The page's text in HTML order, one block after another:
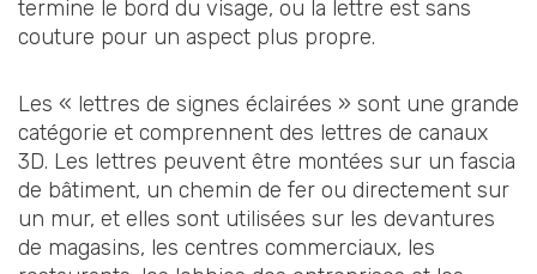
termine le bord du visage, ou la lettre est sans
couture pour un aspect plus propre.
Les « lettres de signes éclairées » sont une grande
catégorie et comprennent des lettres de canaux
3D. Les lettres peuvent être montées sur un fascia
de bâtiment, un chemin de fer ou directement sur
un mur, et elles sont utilisées sur les devantures
de magasins, les centres commerciaux, les